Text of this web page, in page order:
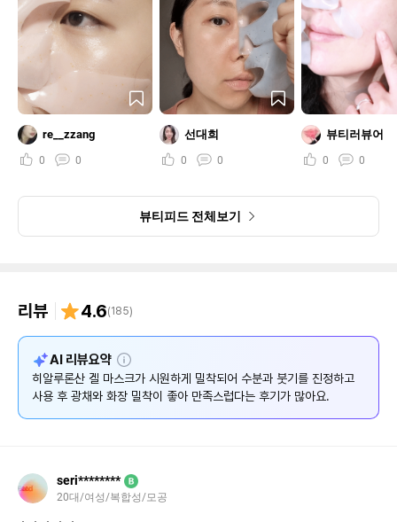
re__zzang
0 0
선대희
0 0
뷰티러뷰어
0 0
뷰티피드 전체보기
리뷰 4.6(185)
AI 리뷰요약 설
명
히알루론산 겔 마스크가 시원하게 밀착되어 수분과 붓기를 진정하고
사용 후 광채와 화장 밀착이 좋아 만족스럽다는 후기가 많아요.
seri******** B
20대/여성/복합성/모공